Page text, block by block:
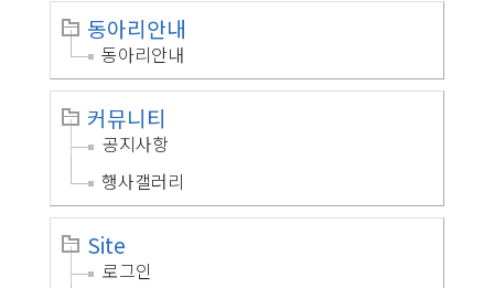
동아리안내
동아리안내
커뮤니티
공지사항
행사갤러리
Site
로그인